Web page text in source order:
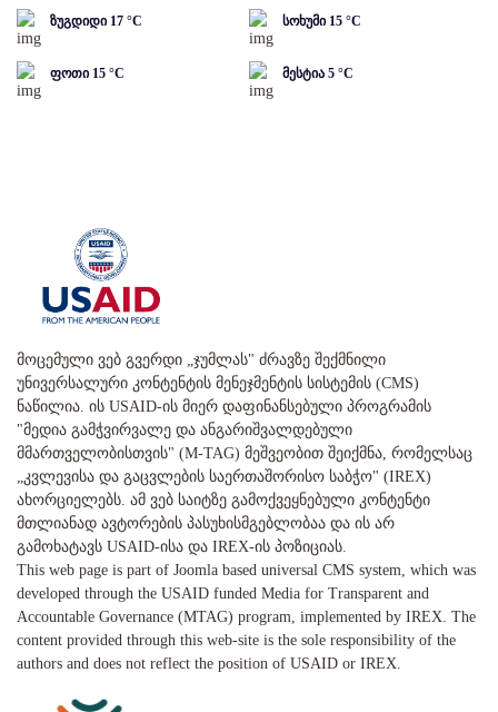
ზუგდიდი 17 °C სოხუმი 15 °C
ფოთი 15 °C მესტია 5 °C
მოცემული ვებ გვერდი „ჯუმლას" ძრავზე შექმნილი
უნივერსალური კონტენტის მენეჯმენტის სისტემის (CMS)
ნაწილია. ის USAID-ის მიერ დაფინანსებული პროგრამის
"მედია გამჭვირვალე და ანგარიშვალდებული
მმართველობისთვის" (M-TAG) მეშვეობით შეიქმნა, რომელსაც
„კვლევისა და გაცვლების საერთაშორისო საბჭო" (IREX)
ახორციელებს. ამ ვებ საიტზე გამოქვეყნებული კონტენტი
მთლიანად ავტორების პასუხისმგებლობაა და ის არ
გამოხატავს USAID-ისა და IREX-ის პოზიციას.
This web page is part of Joomla based universal CMS system, which was
developed through the USAID funded Media for Transparent and
Accountable Governance (MTAG) program, implemented by IREX. The
content provided through this web-site is the sole responsibility of the
authors and does not reflect the position of USAID or IREX.